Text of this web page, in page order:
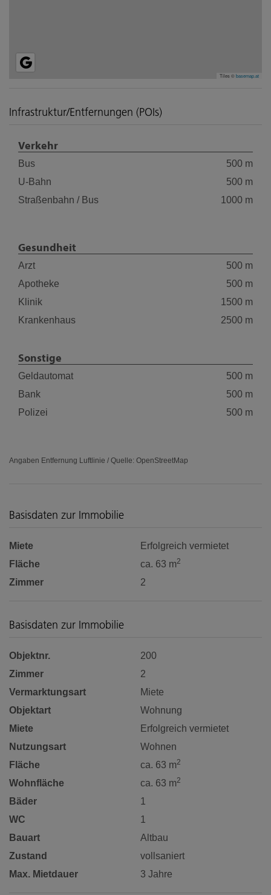
Tiles ©basemap.at
Infrastruktur/Entfernungen (POIs)
Verkehr
Bus
500 m
U-Bahn
500 m
Straßenbahn / Bus
1000 m
Gesundheit
Arzt
500 m
Apotheke
500 m
Klinik
1500 m
Krankenhaus
2500 m
Sonstige
Geldautomat
500 m
Bank
500 m
Polizei
500 m
Angaben Entfernung Luftlinie / Quelle: OpenStreetMap
Basisdaten zur Immobilie
Miete
Erfolgreich vermietet
Fläche
ca. 63 m2
Zimmer 2
Basisdaten zur Immobilie
Objektnr.
200
Zimmer
2
Vermarktungsart
Miete
Objektart
Wohnung
Miete
Erfolgreich vermietet
Nutzungsart
Wohnen
Fläche
ca. 63 m2
Wohnfläche ca. 63 m2
Bäder
1
WC
1
Bauart
Altbau
Zustand
vollsaniert
Max. Mietdauer
3 Jahre